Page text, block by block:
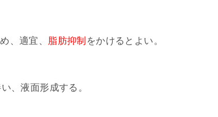
、適宜、 脂肪抑制 をかけるとよい。
、液面形成する。